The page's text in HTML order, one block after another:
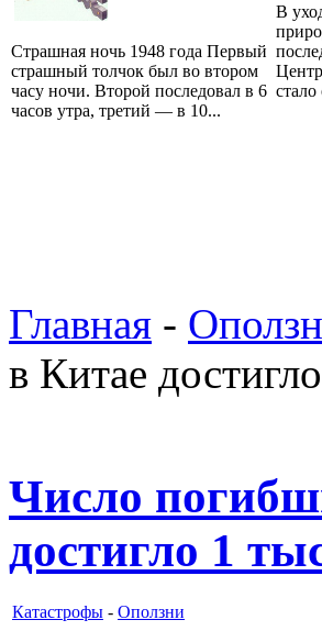
Страшная ночь 1948 года Первый
страшный толчок был во втором
часу ночи. Второй последовал в 6
часов утра, третий — в 10...
В
стало
Главная -
в Китае
Число
достигло 1
Катастрофы - Оползни